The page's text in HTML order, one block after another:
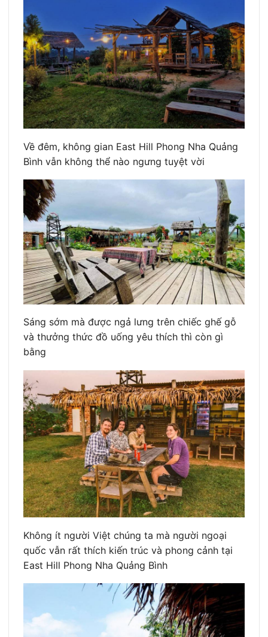
Về đêm, không gian East Hill Phong Nha Quảng
Bình vẫn không thể nào ngưng tuyệt vời
Sáng sớm mà được ngả lưng trên chiếc ghế gỗ
và thưởng thức đồ uống yêu thích thì còn gì
bằng
Không ít người Việt chúng ta mà người ngoại
quốc vẫn rất thích kiến trúc và phong cảnh tại
East Hill Phong Nha Quảng Bình